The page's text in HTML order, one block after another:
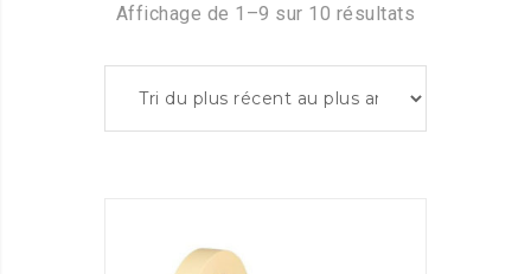
Affichage de 1–9 sur 10 résultats